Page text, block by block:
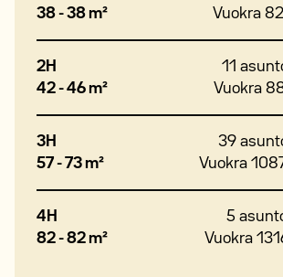
Liikenneyhteydet ovat sujuvat sekä julkisilla että
pääkaupunkiseutua, ja bussit kulkevat Helsinkiin,
lentoasemalle.
Lemmikit ovat lämpimästi tervetulleita.
Täytä asuntohakemus osoitteessa m2kodit.fi/
38 - 38 m²
Vuokra
2H
42 - 46 m²
11
Vuokra
3H
57 - 73 m²
39
Vuokra
4H
82 - 82 m²
5
Vuokra